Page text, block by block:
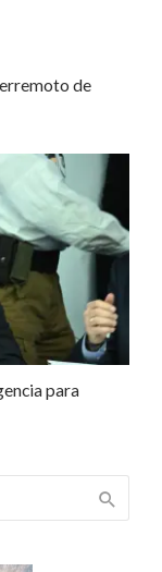
de
para